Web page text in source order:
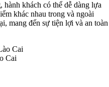
, hành khách có thể dễ dàng lựa
khác nhau trong và ngoài
mang đến sự tiện lợi và an toàn
Cai